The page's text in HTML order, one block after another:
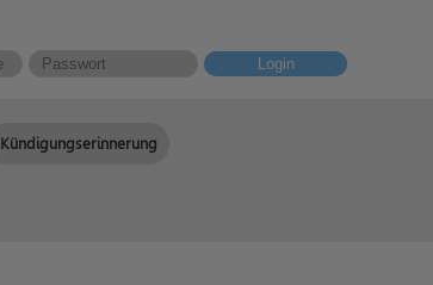
Login
Kündigungserinnerung